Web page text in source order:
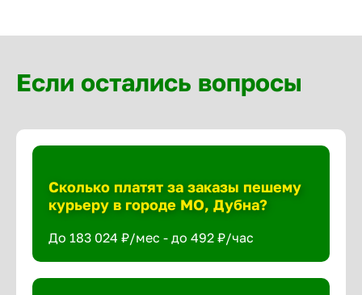
Если остались вопросы
Сколько платят за заказы пешему
курьеру в городе МО, Дубна?
До 183 024 ₽/мес - до 492 ₽/час